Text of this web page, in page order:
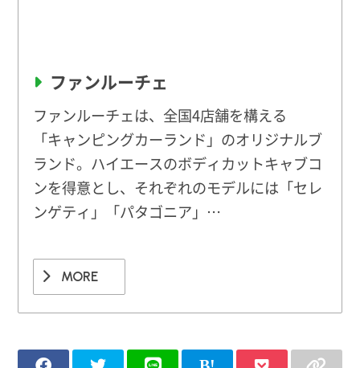
ファンルーチェ
ファンルーチェは、全国4店舗を構える
「キャンピングカーランド」のオリジナルブ
ランド。ハイエースのボディカットキャブコ
ンを得意とし、それぞれのモデルには「セレ
ンゲティ」「パタゴニア」…
MORE